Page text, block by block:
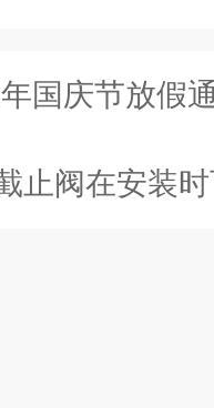
国庆节放假
止阀在安装